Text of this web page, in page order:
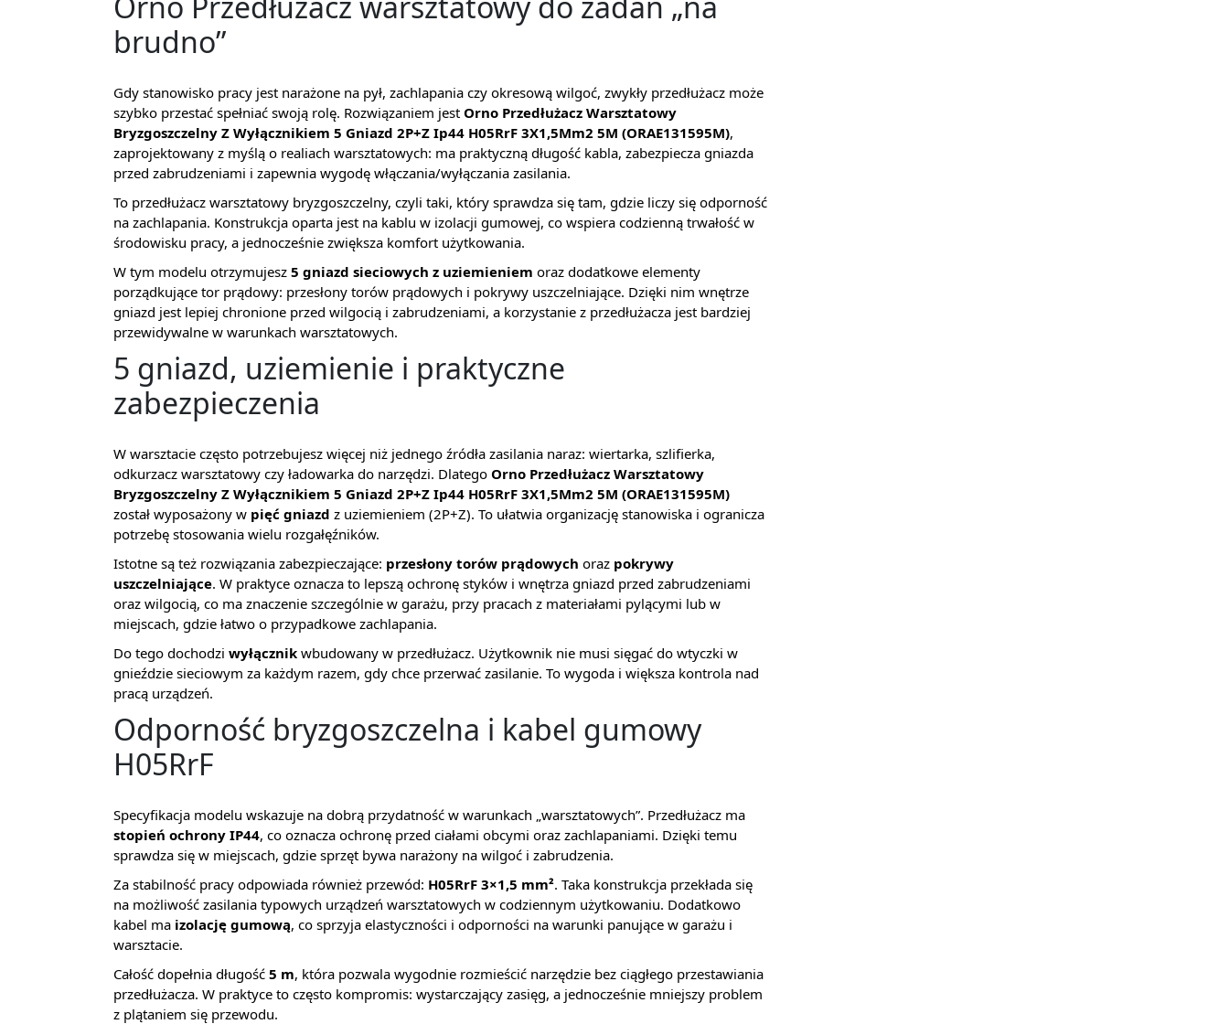
brudno”
Gdy stanowisko pracy jest narażone na pył, zachlapania czy okresową wilgoć, zwykły przedłużacz może
szybko przestać spełniać swoją rolę. Rozwiązaniem jest Orno Przedłużacz Warsztatowy
Bryzgoszczelny Z Wyłącznikiem 5 Gniazd 2P+Z Ip44 H05RrF 3X1,5Mm2 5M (ORAE131595M),
zaprojektowany z myślą o realiach warsztatowych: ma praktyczną długość kabla, zabezpiecza gniazda
przed zabrudzeniami i zapewnia wygodę włączania/wyłączania zasilania.
To przedłużacz warsztatowy bryzgoszczelny, czyli taki, który sprawdza się tam, gdzie liczy się odporność
na zachlapania. Konstrukcja oparta jest na kablu w izolacji gumowej, co wspiera codzienną trwałość w
środowisku pracy, a jednocześnie zwiększa komfort użytkowania.
W tym modelu otrzymujesz 5 gniazd sieciowych z uziemieniem oraz dodatkowe elementy
porządkujące tor prądowy: przesłony torów prądowych i pokrywy uszczelniające. Dzięki nim wnętrze
gniazd jest lepiej chronione przed wilgocią i zabrudzeniami, a korzystanie z przedłużacza jest bardziej
przewidywalne w warunkach warsztatowych.
5 gniazd, uziemienie i praktyczne
zabezpieczenia
W warsztacie często potrzebujesz więcej niż jednego źródła zasilania naraz: wiertarka, szlifierka,
odkurzacz warsztatowy czy ładowarka do narzędzi. Dlatego Orno Przedłużacz Warsztatowy
Bryzgoszczelny Z Wyłącznikiem 5 Gniazd 2P+Z Ip44 H05RrF 3X1,5Mm2 5M (ORAE131595M)
został wyposażony w pięć gniazd z uziemieniem (2P+Z). To ułatwia organizację stanowiska i ogranicza
potrzebę stosowania wielu rozgałęźników.
Istotne są też rozwiązania zabezpieczające: przesłony torów prądowych oraz pokrywy
uszczelniające. W praktyce oznacza to lepszą ochronę styków i wnętrza gniazd przed zabrudzeniami
oraz wilgocią, co ma znaczenie szczególnie w garażu, przy pracach z materiałami pylącymi lub w
miejscach, gdzie łatwo o przypadkowe zachlapania.
Do tego dochodzi wyłącznik wbudowany w przedłużacz. Użytkownik nie musi sięgać do wtyczki w
gnieździe sieciowym za każdym razem, gdy chce przerwać zasilanie. To wygoda i większa kontrola nad
pracą urządzeń.
Odporność bryzgoszczelna i kabel gumowy
H05RrF
Specyfikacja modelu wskazuje na dobrą przydatność w warunkach „warsztatowych”. Przedłużacz ma
stopień ochrony IP44, co oznacza ochronę przed ciałami obcymi oraz zachlapaniami. Dzięki temu
sprawdza się w miejscach, gdzie sprzęt bywa narażony na wilgoć i zabrudzenia.
Za stabilność pracy odpowiada również przewód: H05RrF 3×1,5 mm². Taka konstrukcja przekłada się
na możliwość zasilania typowych urządzeń warsztatowych w codziennym użytkowaniu. Dodatkowo
kabel ma izolację gumową, co sprzyja elastyczności i odporności na warunki panujące w garażu i
warsztacie.
Całość dopełnia długość 5 m, która pozwala wygodnie rozmieścić narzędzie bez ciągłego przestawiania
przedłużacza. W praktyce to często kompromis: wystarczający zasięg, a jednocześnie mniejszy problem
z plątaniem się przewodu.